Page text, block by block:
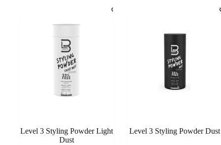
Level 3 Styling Powder Light
Dust
Level 3 Styling Powder Dust